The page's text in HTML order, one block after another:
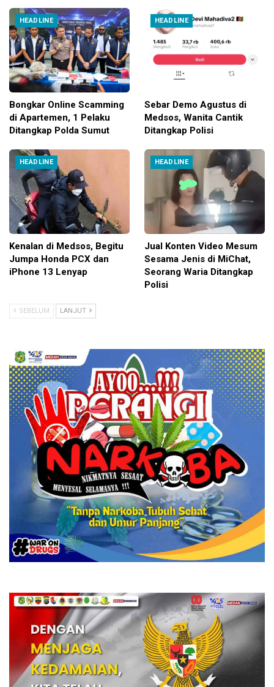
HEADLINE
Bongkar Online Scamming
di Apartemen, 1 Pelaku
Ditangkap Polda Sumut
HEADLINE
Sebar Demo Agustus di
Medsos, Wanita Cantik
Ditangkap Polisi
HEADLINE
Kenalan di Medsos, Begitu
Jumpa Honda PCX dan
iPhone 13 Lenyap
HEADLINE
Jual Konten Video Mesum
Sesama Jenis di MiChat,
Seorang Waria Ditangkap
Polisi
SEBELUM LANJUT